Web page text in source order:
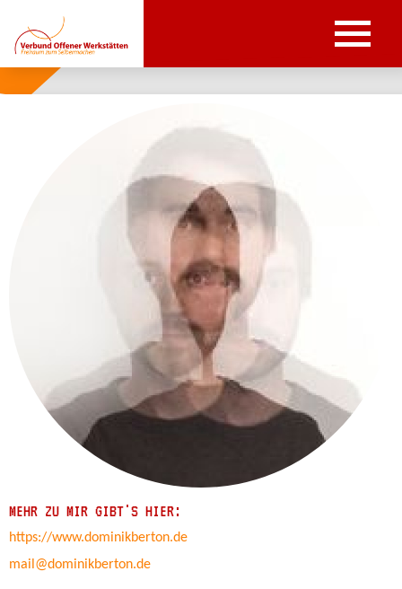
MEHR ZU MIR GIBT'S HIER:
https://www.dominikberton.de
mail@dominikberton.de